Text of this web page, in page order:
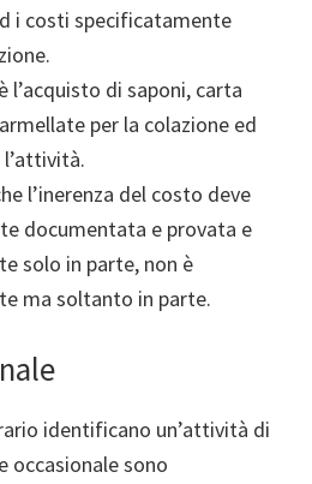
i costi specificatamente
l’acquisto di saponi, carta
per la colazione ed
l’inerenza del costo deve
documentata e provata e
solo in parte, non è
ma soltanto in parte.
identificano un’attività di
occasionale sono